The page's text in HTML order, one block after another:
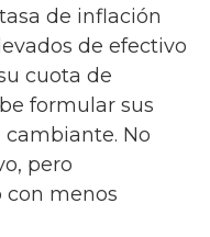
de inflación
de efectivo
cuota de
formular sus
No
pero
menos